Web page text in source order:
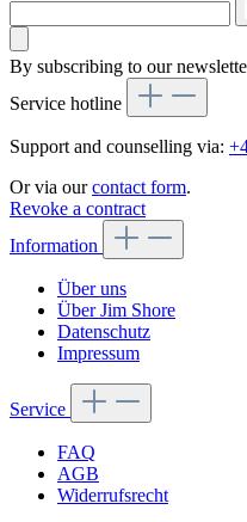
By subscribing to our
Service hotline
Support and counselling via:
Or via ourcontact form.
Revoke a contract
Information
Über uns
Über Jim Shore
Datenschutz
Impressum
Service
FAQ
AGB
Widerrufsrecht